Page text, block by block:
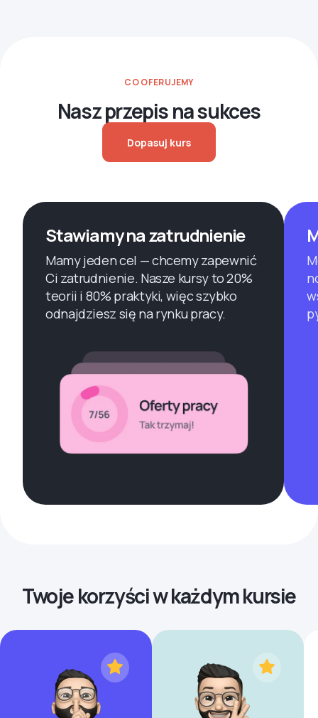
CO OFERUJEMY
Nasz przepis na sukces
Dopasuj kurs
Stawiamy na zatrudnienie
Mamy jeden cel — chcemy zapewnić
Ci zatrudnienie. Nasze kursy to 20%
teorii i 80% praktyki, więc szybko
odnajdziesz się na rynku pracy.
Twoje korzyści w każdym kursie